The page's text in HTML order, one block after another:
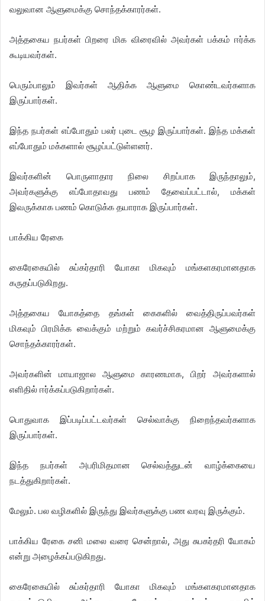
வலுவான ஆளுமைக்கு சொந்தக்காரர்கள்.
அத்தகைய நபர்கள் பிறரை மிக விரைவில் அவர்கள் பக்கம் ஈர்க்க
கூடியவர்கள்.
பெரும்பாலும் இவர்கள் ஆதிக்க ஆளுமை கொண்டவர்களாக
இருப்பார்கள்.
இந்த நபர்கள் எப்போதும் பலர் புடை சூழ இருப்பார்கள். இந்த மக்கள்
எப்போதும் மக்களால் சூழப்பட்டுள்ளனர்.
இவர்களின் பொருளாதார நிலை சிறப்பாக இருந்தாலும்,
அவர்களுக்கு எப்போதாவது பணம் தேவைப்பட்டால், மக்கள்
இவருக்காக பணம் கொடுக்க தயாராக இருப்பார்கள்.
பாக்கிய ரேகை
கைரேகையில் சுப்கர்தாரி யோகா மிகவும் மங்களகரமானதாக
கருதப்படுகிறது.
அத்தகைய யோகத்தை தங்கள் கைகளில் வைத்திருப்பவர்கள்
மிகவும் பிரமிக்க வைக்கும் மற்றும் கவர்ச்சிகரமான ஆளுமைக்கு
சொந்தக்காரர்கள்.
அவர்களின் மாயாஜால ஆளுமை காரணமாக, பிறர் அவர்களால்
எளிதில் ஈர்க்கப்படுகிறார்கள்.
பொதுவாக இப்படிப்பட்டவர்கள் செல்வாக்கு நிறைந்தவர்களாக
இருப்பார்கள்.
இந்த நபர்கள் அபரிமிதமான செல்வத்துடன் வாழ்க்கையை
நடத்துகிறார்கள்.
மேலும். பல வழிகளில் இருந்து இவர்களுக்கு பண வரவு இருக்கும்.
பாக்கிய ரேகை சனி மலை வரை சென்றால், அது சுபகர்தரி யோகம்
என்று அழைக்கப்படுகிறது.
கைரேகையில் சுப்கர்தாரி யோகா மிகவும் மங்களகரமானதாக